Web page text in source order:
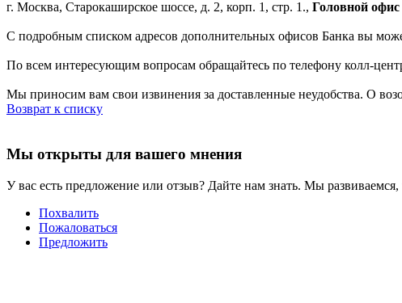
г. Москва, Старокаширское шоссе, д. 2, корп. 1, стр. 1., Головной
С подробным списком адресов дополнительных офисов Банка вы
По всем интересующим вопросам обращайтесь по телефону колл-
Мы приносим вам свои извинения за доставленные неудобства. О
Возврат к списку
Мы открыты для вашего мнения
У вас есть предложение или отзыв? Дайте нам знать. Мы
Похвалить
Пожаловаться
Предложить